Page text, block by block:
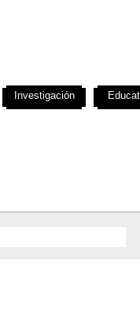
Investigación